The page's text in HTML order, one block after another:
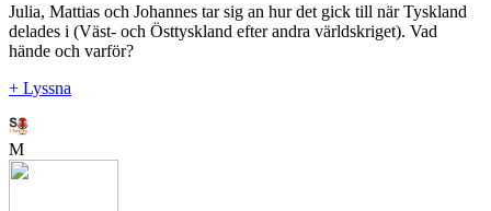
Julia, Mattias och Johannes tar sig an hur det gick till när Tyskland
delades i (Väst- och Östtyskland efter andra världskriget). Vad
hände och varför?
+ Lyssna
M